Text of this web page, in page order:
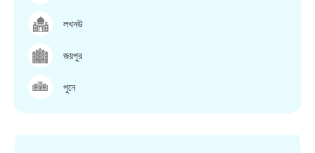
লখনউ
জয়পুর
পুনে